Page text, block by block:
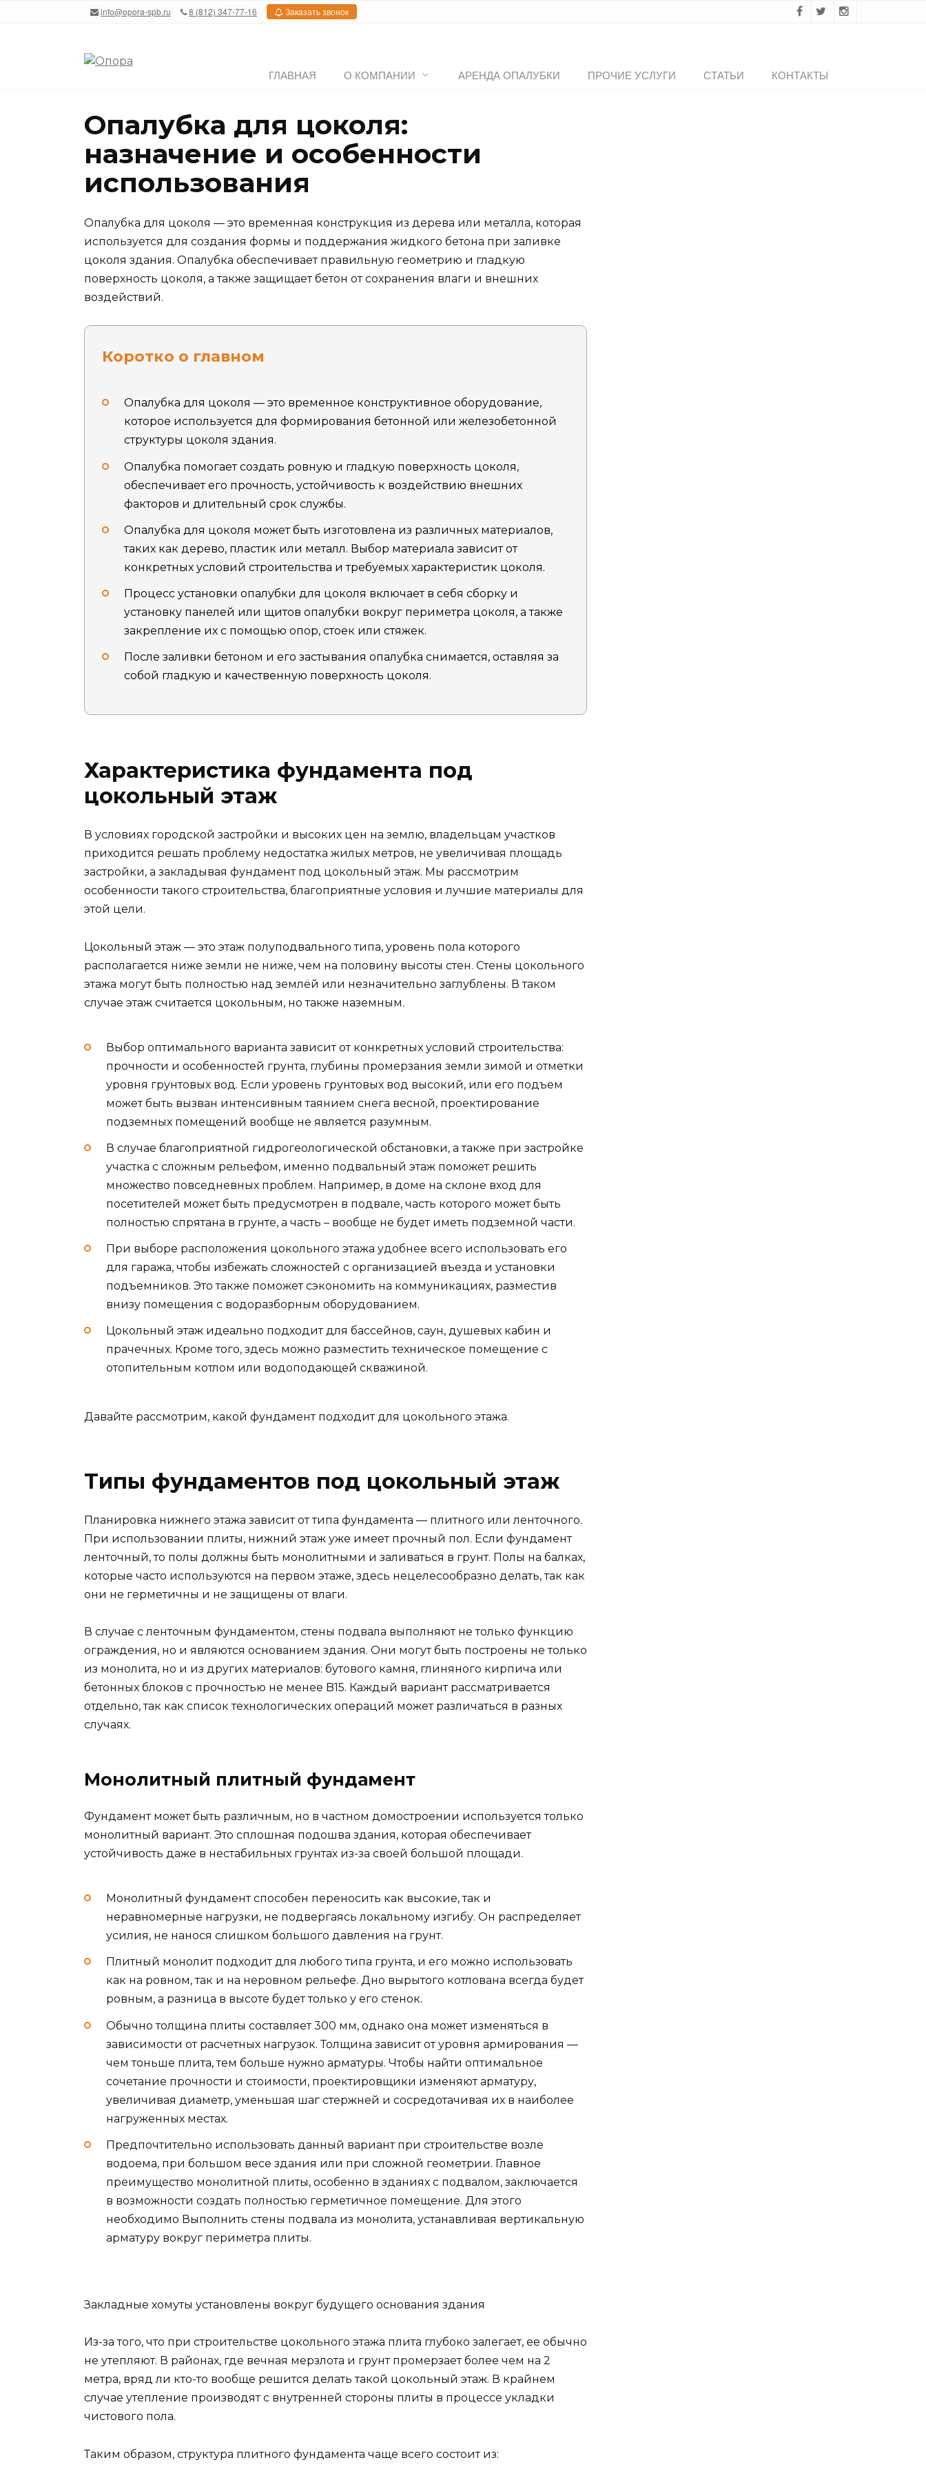
info@opora-spb.ru 8 (812) 347-77-16 Заказать звонок
ГЛАВНАЯ О КОМПАНИИ АРЕНДА ОПАЛУБКИ ПРОЧИЕ УСЛУГИ СТАТЬИ КОНТАКТЫ
Опалубка для цоколя:
назначение и особенности
использования
Опалубка для цоколя — это временная конструкция из дерева или металла, которая
используется для создания формы и поддержания жидкого бетона при заливке
цоколя здания. Опалубка обеспечивает правильную геометрию и гладкую
поверхность цоколя, а также защищает бетон от сохранения влаги и внешних
воздействий.
Коротко о главном
Опалубка для цоколя — это временное конструктивное оборудование,
которое используется для формирования бетонной или железобетонной
структуры цоколя здания.
Опалубка помогает создать ровную и гладкую поверхность цоколя,
обеспечивает его прочность, устойчивость к воздействию внешних
факторов и длительный срок службы.
Опалубка для цоколя может быть изготовлена из различных материалов,
таких как дерево, пластик или металл. Выбор материала зависит от
конкретных условий строительства и требуемых характеристик цоколя.
Процесс установки опалубки для цоколя включает в себя сборку и
установку панелей или щитов опалубки вокруг периметра цоколя, а также
закрепление их с помощью опор, стоек или стяжек.
После заливки бетоном и его застывания опалубка снимается, оставляя за
собой гладкую и качественную поверхность цоколя.
Характеристика фундамента под
цокольный этаж
В условиях городской застройки и высоких цен на землю, владельцам участков
приходится решать проблему недостатка жилых метров, не увеличивая площадь
застройки, а закладывая фундамент под цокольный этаж. Мы рассмотрим
особенности такого строительства, благоприятные условия и лучшие материалы для
этой цели.
Цокольный этаж — это этаж полуподвального типа, уровень пола которого
располагается ниже земли не ниже, чем на половину высоты стен. Стены цокольного
этажа могут быть полностью над землёй или незначительно заглублены. В таком
случае этаж считается цокольным, но также наземным.
Выбор оптимального варианта зависит от конкретных условий строительства:
прочности и особенностей грунта, глубины промерзания земли зимой и отметки
уровня грунтовых вод. Если уровень грунтовых вод высокий, или его подъем
может быть вызван интенсивным таянием снега весной, проектирование
подземных помещений вообще не является разумным.
В случае благоприятной гидрогеологической обстановки, а также при застройке
участка с сложным рельефом, именно подвальный этаж поможет решить
множество повседневных проблем. Например, в доме на склоне вход для
посетителей может быть предусмотрен в подвале, часть которого может быть
полностью спрятана в грунте, а часть – вообще не будет иметь подземной части.
При выборе расположения цокольного этажа удобнее всего использовать его
для гаража, чтобы избежать сложностей с организацией въезда и установки
подъемников. Это также поможет сэкономить на коммуникациях, разместив
внизу помещения с водоразборным оборудованием.
Цокольный этаж идеально подходит для бассейнов, саун, душевых кабин и
прачечных. Кроме того, здесь можно разместить техническое помещение с
отопительным котлом или водоподающей скважиной.
Давайте рассмотрим, какой фундамент подходит для цокольного этажа.
Типы фундаментов под цокольный этаж
Планировка нижнего этажа зависит от типа фундамента — плитного или ленточного.
При использовании плиты, нижний этаж уже имеет прочный пол. Если фундамент
ленточный, то полы должны быть монолитными и заливаться в грунт. Полы на балках,
которые часто используются на первом этаже, здесь нецелесообразно делать, так как
они не герметичны и не защищены от влаги.
В случае с ленточным фундаментом, стены подвала выполняют не только функцию
ограждения, но и являются основанием здания. Они могут быть построены не только
из монолита, но и из других материалов: бутового камня, глиняного кирпича или
бетонных блоков с прочностью не менее B15. Каждый вариант рассматривается
отдельно, так как список технологических операций может различаться в разных
случаях.
Монолитный плитный фундамент
Фундамент может быть различным, но в частном домостроении используется только
монолитный вариант. Это сплошная подошва здания, которая обеспечивает
устойчивость даже в нестабильных грунтах из-за своей большой площади.
Монолитный фундамент способен переносить как высокие, так и
неравномерные нагрузки, не подвергаясь локальному изгибу. Он распределяет
усилия, не нанося слишком большого давления на грунт.
Плитный монолит подходит для любого типа грунта, и его можно использовать
как на ровном, так и на неровном рельефе. Дно вырытого котлована всегда будет
ровным, а разница в высоте будет только у его стенок.
Обычно толщина плиты составляет 300 мм, однако она может изменяться в
зависимости от расчетных нагрузок. Толщина зависит от уровня армирования —
чем тоньше плита, тем больше нужно арматуры. Чтобы найти оптимальное
сочетание прочности и стоимости, проектировщики изменяют арматуру,
увеличивая диаметр, уменьшая шаг стержней и сосредотачивая их в наиболее
нагруженных местах.
Предпочтительно использовать данный вариант при строительстве возле
водоема, при большом весе здания или при сложной геометрии. Главное
преимущество монолитной плиты, особенно в зданиях с подвалом, заключается
в возможности создать полностью герметичное помещение. Для этого
необходимо Выполнить стены подвала из монолита, устанавливая вертикальную
арматуру вокруг периметра плиты.
Закладные хомуты установлены вокруг будущего основания здания
Из-за того, что при строительстве цокольного этажа плита глубоко залегает, ее обычно
не утепляют. В районах, где вечная мерзлота и грунт промерзает более чем на 2
метра, вряд ли кто-то вообще решится делать такой цокольный этаж. В крайнем
случае утепление производят с внутренней стороны плиты в процессе укладки
чистового пола.
Таким образом, структура плитного фундамента чаще всего состоит из: